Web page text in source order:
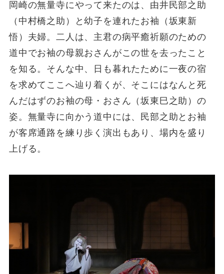
岡崎の無量寺にやって来たのは、由井民部之助
（中村橋之助）と幼子を連れたお袖（坂東新
悟）夫婦。二人は、主君の病平癒祈願のための
道中でお袖の母親おさんがこの世を去ったこと
を知る。そんな中、日も暮れたために一夜の宿
を求めてここへ辿り着くが、そこにはなんと死
んだはずのお袖の母・おさん（坂東巳之助）の
姿。無量寺に向かう道中には、民部之助とお袖
が客席通路を練り歩く演出もあり、場内を盛り
上げる。